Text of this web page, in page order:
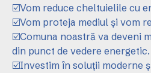
☑️Vom reduce cheltuielile cu
☑️Vom proteja mediul și vom
☑️Comuna noastră va deveni
din punct de vedere energetic.
☑️Investim în soluții moderne